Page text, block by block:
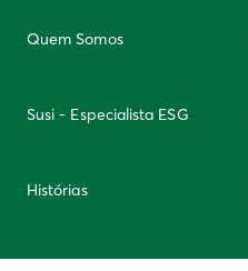
Quem Somos
Susi - Especialista ESG
Histórias
Newsletter